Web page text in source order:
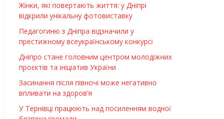
Жінки, які повертають життя: у Дніпрі
відкрили унікальну фотовиставку
Педагогиню з Дніпра відзначили у
престижному всеукраїнському конкурсі
Дніпро стане головним центром молодіжних
проєктів та ініціатив України
Засинання після півночі може негативно
впливати на здоров’я
У Тернівці працюють над посиленням водної